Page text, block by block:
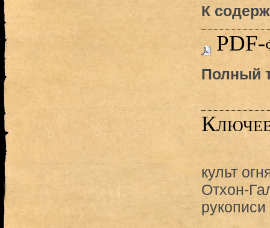
К
PDF-
Полный
культ
Отхон-
рукописи